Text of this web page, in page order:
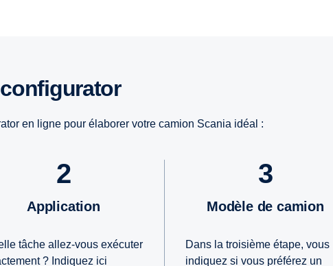
configurator
en ligne pour élaborer votre camion Scania idéal :
2
Application
tâche allez-vous exécuter
? Indiquez ici
3
Modèle de camion
Dans la troisième étape, vous
indiquez si vous préférez un